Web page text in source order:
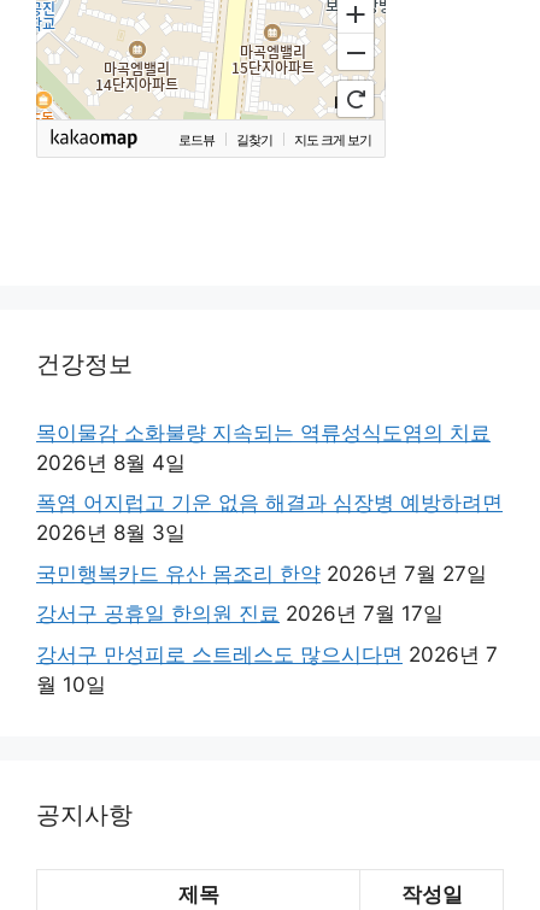
로드뷰 길찾기 지도 크게 보기
건강정보
목이물감 소화불량 지속되는 역류성식도염의 치료
2026년 8월 4일
폭염 어지럽고 기운 없음 해결과 심장병 예방하려면
2026년 8월 3일
국민행복카드 유산 몸조리 한약 2026년 7월 27일
강서구 공휴일 한의원 진료 2026년 7월 17일
강서구 만성피로 스트레스도 많으시다면 2026년 7
월 10일
공지사항
제목 작성일